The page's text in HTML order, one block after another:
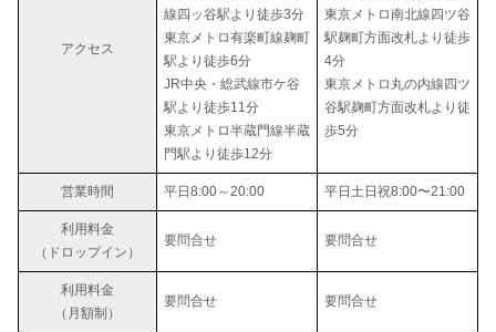
アクセス
線四ッ谷駅より徒歩3分
東京メトロ有楽町線麹町
駅より徒歩6分
JR中央・総武線市ケ谷
駅より徒歩11分
東京メトロ半蔵門線半蔵
門駅より徒歩12分
東京メトロ南北線四ツ谷
駅麹町方面改札より徒歩
4分
東京メトロ丸の内線四ツ
谷駅麹町方面改札より徒
歩5分
営業時間 平日8:00～20:00 平日土日祝8:00〜21:00
利用料金
（ドロップイン）
要問合せ 要問合せ
利用料金
（月額制）
要問合せ 要問合せ